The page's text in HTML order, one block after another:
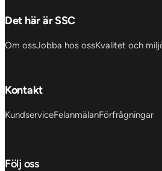
Det här är SSC
Om ossJobba hos ossKvalitet och
Kontakt
KundserviceFelanmälanFörfrågningar
Följ oss